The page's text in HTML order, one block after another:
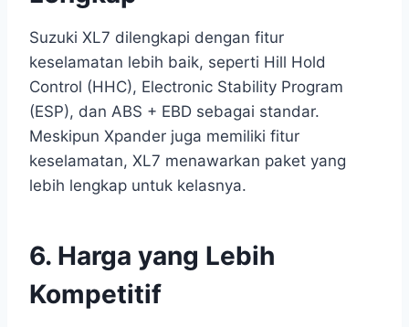
Suzuki XL7 dilengkapi dengan fitur
keselamatan lebih baik, seperti Hill Hold
Control (HHC), Electronic Stability Program
(ESP), dan ABS + EBD sebagai standar.
Meskipun Xpander juga memiliki fitur
keselamatan, XL7 menawarkan paket yang
lebih lengkap untuk kelasnya.
6. Harga yang Lebih
Kompetitif